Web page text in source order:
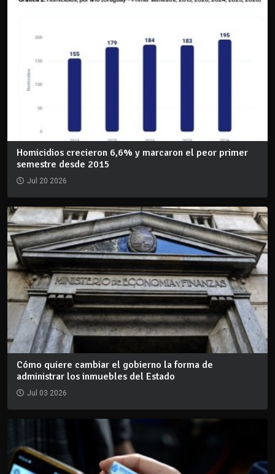
Homicidios crecieron 6,6% y marcaron el peor primer
semestre desde 2015
Jul 20 2026
Cómo quiere cambiar el gobierno la forma de
administrar los inmuebles del Estado
Jul 03 2026